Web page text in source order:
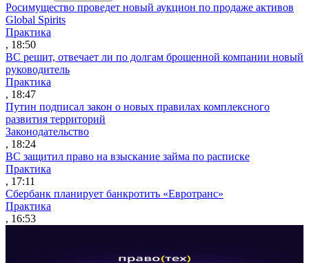
Росимущество проведет новый аукцион по продаже активов
Global Spirits
Практика
, 18:50
ВС решит, отвечает ли по долгам брошенной компании новый
руководитель
Практика
, 18:47
Путин подписал закон о новых правилах комплексного
развития территорий
Законодательство
, 18:24
ВС защитил право на взыскание займа по расписке
Практика
, 17:11
Сбербанк планирует банкротить «Евротранс»
Практика
, 16:53